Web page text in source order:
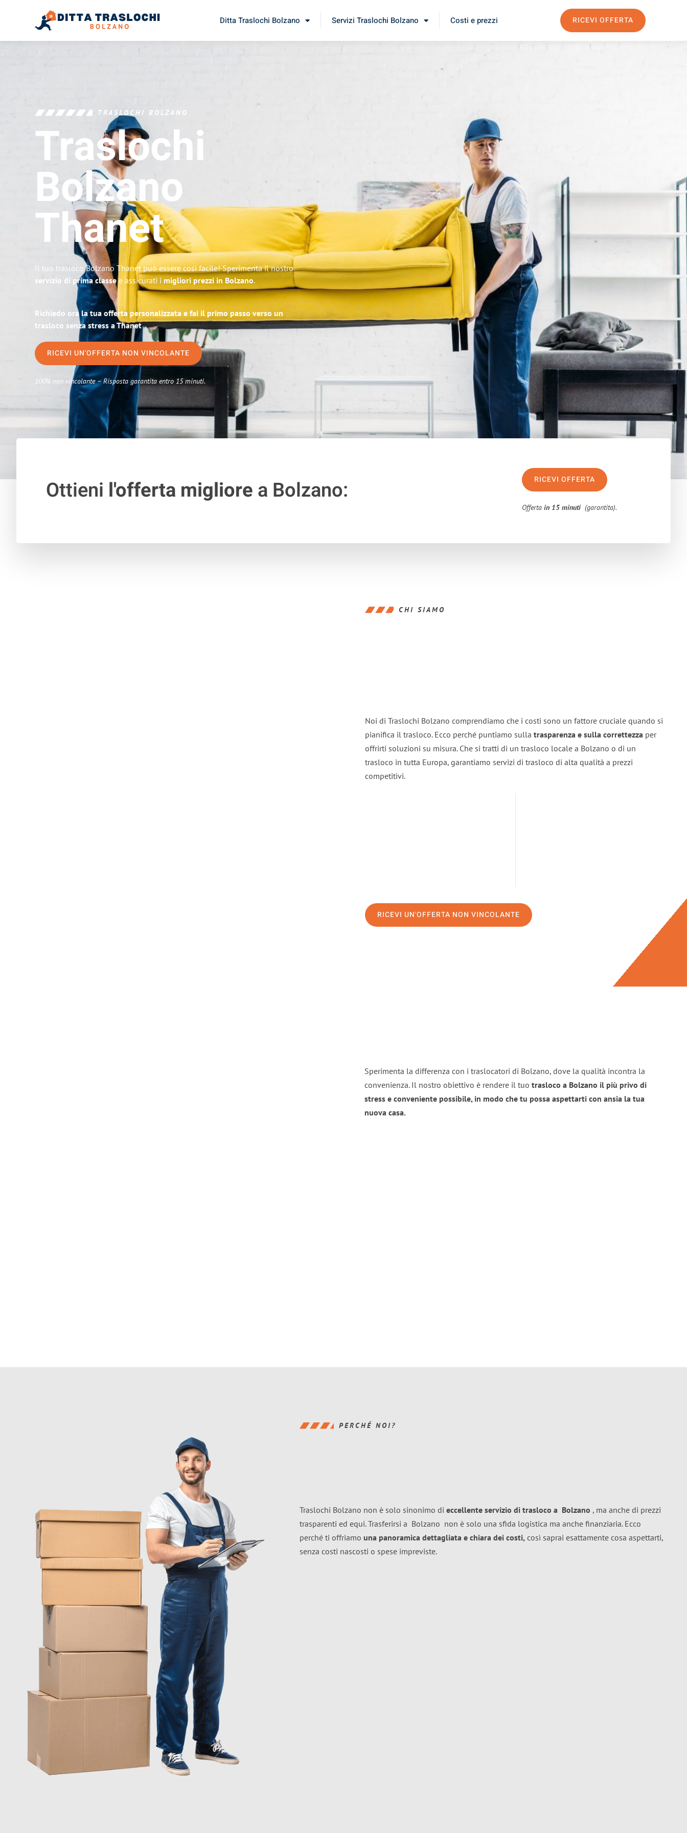
Ditta Traslochi Bolzano Servizi Traslochi Bolzano Costi e prezzi RICEVI OFFERTA
TRASLOCHI BOLZANO
Traslochi
Bolzano
Thanet
Il tuo trasloco Bolzano Thanet può essere così facile! Sperimenta il nostro
servizio di prima classee assicurati i migliori prezzi in Bolzano.
Richiedo ora la tua offerta personalizzata e fai il primo passo verso un
trasloco senza stress a Thanet
RICEVI UN'OFFERTA NON VINCOLANTE
100% non vincolante – Risposta garantita entro 15 minuti.
Ottieni l'offerta migliorea Bolzano: RICEVI OFFERTA
Offertain 15 minuti (garantita).
CHI SIAMO
Noi di Traslochi Bolzano comprendiamo che i costi sono un fattore cruciale quando si
pianifica il trasloco. Ecco perché puntiamo sulla trasparenza e sulla correttezza per
offrirti soluzioni su misura. Che si tratti di un trasloco locale a Bolzano o di un
trasloco in tutta Europa, garantiamo servizi di trasloco di alta qualità a prezzi
competitivi.
RICEVI UN'OFFERTA NON VINCOLANTE
Sperimenta la differenza con i traslocatori di Bolzano, dove la qualità incontra la
convenienza. Il nostro obiettivo è rendere il tuo trasloco a Bolzano il più privo di
stress e conveniente possibile, in modo che tu possa aspettarti con ansia la tua
nuova casa.
PERCHÉ NOI?
Traslochi Bolzano non è solo sinonimo di eccellente servizio di trasloco a Bolzano , ma anche di prezzi
trasparenti ed equi. Trasferirsi a Bolzano non è solo una sfida logistica ma anche finanziaria. Ecco
perché ti offriamo una panoramica dettagliata e chiara dei costi, così saprai esattamente cosa aspettarti,
senza costi nascosti o spese impreviste.